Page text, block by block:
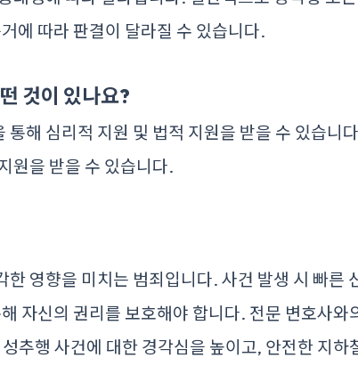
에 따라 판결이 달라질 수 있습니다.
것이 있나요?
해 심리적 지원 및 법적 지원을 받을 수 있습니
원을 받을 수 있습니다.
영향을 미치는 범죄입니다. 사건 발생 시 빠른
자신의 권리를 보호해야 합니다. 전문 변호사와
추행 사건에 대한 경각심을 높이고, 안전한 지하